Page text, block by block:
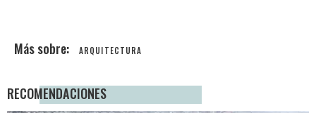
ARQUITECTURA
RECOMENDACIONES